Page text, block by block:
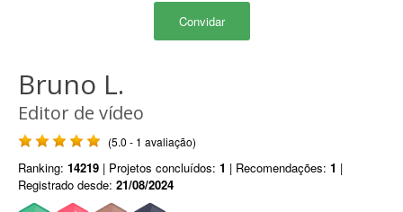
Convidar
Bruno L.
Editor de vídeo
(5.0 - 1 avaliação)
Ranking: 14219 | Projetos concluídos: 1 | Recomendações: 1 |
Registrado desde: 21/08/2024